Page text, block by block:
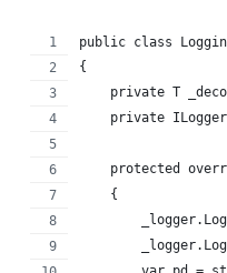
public class
{
private T
private
protected
    {